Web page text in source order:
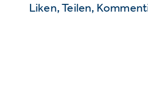
Liken, Teilen,